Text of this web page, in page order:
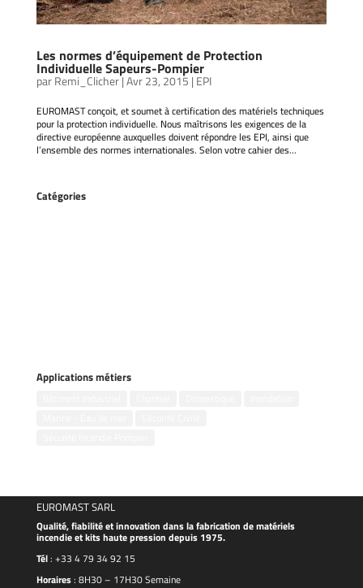
Les normes d’équipement de Protection
Individuelle Sapeurs-Pompier
parRemi_Clicher|Avr 23, 2015 | EPI
EUROMAST conçoit, et soumet à certification des matériels techniques
pour la protection individuelle. Nous maîtrisons les exigences de la
directive européenne auxquelles doivent répondre les EPI, ainsi que
l’ensemble des normes internationales. Selon votre cahier des...
Catégories
Applications métiers
EUROMAST SARL
Qualité, fiabilité et innovation dans la fabrication de matériels
incendie et kits haute pression depuis 1975.
Tél: +33 4 79 34 92 15
Horaires: 8H30 – 17H30 Semaine